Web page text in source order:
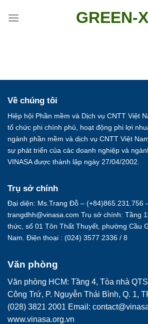
GREEN-X
Về chúng tôi
Hiệp hội Phần mềm và Dịch vụ CNTT Việt
tổ chức phi chính phủ, hoạt động phi lợi
ngành phần mềm và dịch vụ CNTT Việt
sự phát triển của các doanh nghiệp và
VINASA được thành lập ngày 27/04/2002.
Trụ sở chính
Đại diện: Ms.Trang Đỗ – (+84)865.231.756
trangdhh@vinasa.com Trụ sở chính: Tầng
thức, số 01 Tôn Thất Thuyết, phường Cầu
Nam. Điện thoại : (024) 3577 2336 / 8
Văn phòng
Văn phòng HCM: Tầng 4, Tòa nhà
Công Trứ, P. Nguyễn Thái Bình, Q. 1,
(028) 3821 2001 Email:
www.vinasa.org.vn